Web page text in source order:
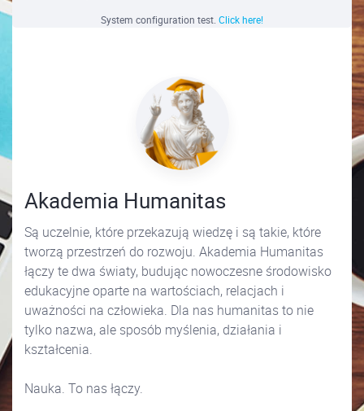
System configuration test. Click here!
Akademia Humanitas
Są uczelnie, które przekazują wiedzę i są takie, które
tworzą przestrzeń do rozwoju. Akademia Humanitas
łączy te dwa światy, budując nowoczesne środowisko
edukacyjne oparte na wartościach, relacjach i
uważności na człowieka. Dla nas humanitas to nie
tylko nazwa, ale sposób myślenia, działania i
kształcenia.
Nauka. To nas łączy.